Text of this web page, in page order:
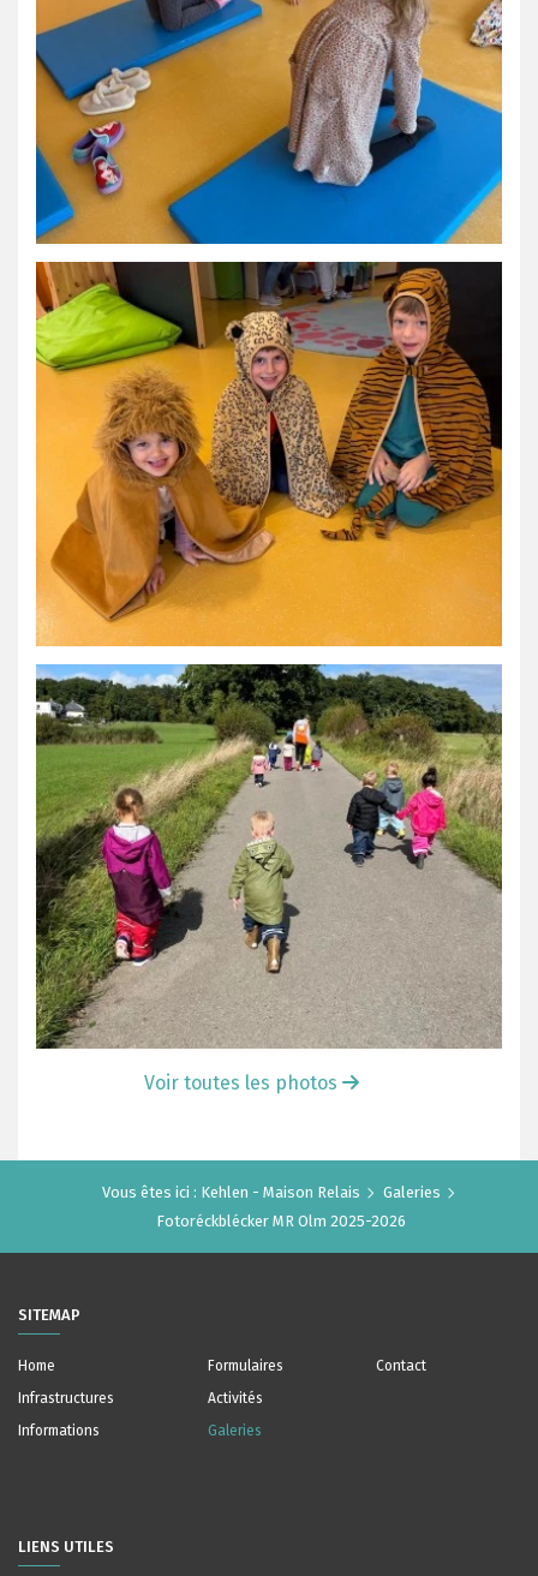
Voir toutes les photos
Vous êtes ici : Kehlen - Maison Relais
Galeries
Fotoréckblécker MR Olm 2025-2026
SITEMAP
Home
Infrastructures
Informations
Formulaires
Activités
Galeries
Contact
LIENS UTILES